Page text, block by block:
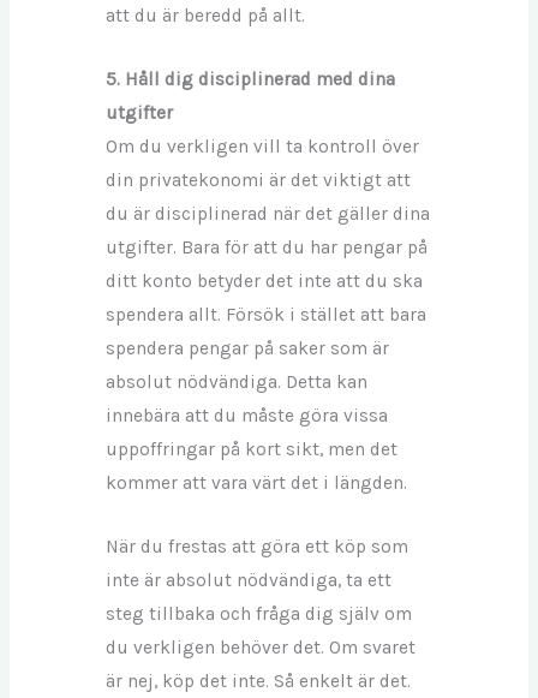
att du är beredd på allt.
5. Håll dig disciplinerad med dina
utgifter
Om du verkligen vill ta kontroll över
din privatekonomi är det viktigt att
du är disciplinerad när det gäller dina
utgifter. Bara för att du har pengar på
ditt konto betyder det inte att du ska
spendera allt. Försök i stället att bara
spendera pengar på saker som är
absolut nödvändiga. Detta kan
innebära att du måste göra vissa
uppoffringar på kort sikt, men det
kommer att vara värt det i längden.
När du frestas att göra ett köp som
inte är absolut nödvändiga, ta ett
steg tillbaka och fråga dig själv om
du verkligen behöver det. Om svaret
är nej, köp det inte. Så enkelt är det.